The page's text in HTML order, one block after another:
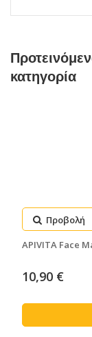
κατηγορία
Προβολή
APIVITA Face
10,90 €